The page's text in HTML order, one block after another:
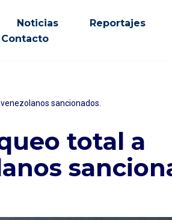
Noticias Reportajes
Contacto
sancionados.
total a